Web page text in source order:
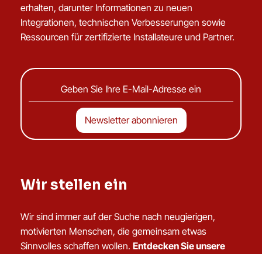
erhalten, darunter Informationen zu neuen
Integrationen, technischen Verbesserungen sowie
Ressourcen für zertifizierte Installateure und Partner.
Wir stellen ein
Wir sind immer auf der Suche nach neugierigen,
motivierten Menschen, die gemeinsam etwas
Sinnvolles schaffen wollen. Entdecken Sie unsere